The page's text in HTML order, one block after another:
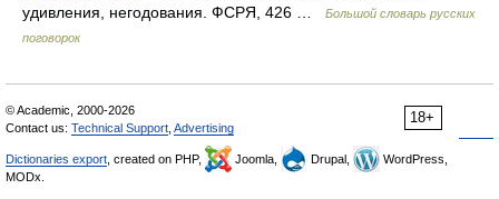
удивления, негодования. ФСРЯ, 426 …
Большой словарь русских
поговорок
18+
© Academic, 2000-2026
Contact us: Technical Support Advertising
Dictionaries export , created on PHP, Joomla, Drupal,
WordPress,
MODx.